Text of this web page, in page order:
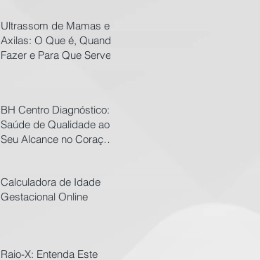
Ultrassom de Mamas e
Axilas: O Que é, Quando
Fazer e Para Que Serve​
BH Centro Diagnóstico:
Saúde de Qualidade ao
Seu Alcance no Coração
Calculadora de Idade
Gestacional Online
Raio-X: Entenda Este